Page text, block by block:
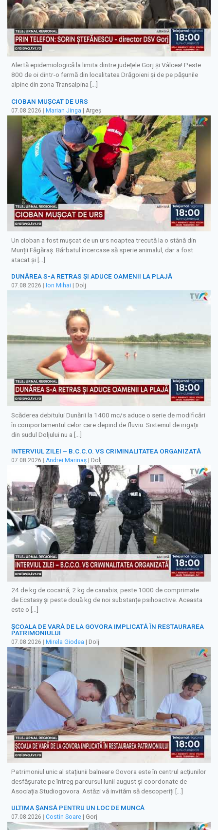
Alertă epidemiologică la limita dintre județele Gorj și Vâlcea! Peste
800 de oi dintr-o fermă din localitatea Drăgoieni și de pe pășunile
alpine din zona Transalpina […]
CIOBAN MUȘCAT DE URS
07.08.2026 | Marian Jinga | Argeș
Un cioban a fost mușcat de un urs noaptea trecută la o stână din
Munții Făgăraș. Bărbatul încercase să sperie animalul, dar a fost
atacat și […]
DUNĂREA S-A RETRAS ŞI ADUCE OAMENII LA PLAJĂ
07.08.2026 Ion Mihai | Dolj
Scăderea debitului Dunării la 1400 mc/s aduce o serie de modificări
în comportamentul celor care depind de fluviu. Sistemul de irigații
din sudul Doljului nu a […]
INTERVIUL ZILEI – B.C.C.O. VS CRIMINALITATEA ORGANIZATĂ
07.08.2026 Andrei Marinaș | Dolj
24 de kg de cocaină, 2 kg de canabis, peste 1000 de comprimate
de Ecstasy și peste două kg de noi substanțe psihoactive. Aceasta
este o […]
ȘCOALA DE VARĂ DE LA GOVORA IMPLICATĂ ÎN RESTAURAREA
PATRIMONIULUI
07.08.2026 | Mirela Giodea | Dolj
Patrimoniul unic al stațiunii balneare Govora este în centrul acțiunilor
desfășurate pe întreg parcursul lunii august și coordonate de
Asociația Studiogovora. Astăzi vă invităm să descoperiți […]
ULTIMA ȘANSĂ PENTRU UN LOC DE MUNCĂ
07.08.2026 Costin Soare | Gorj